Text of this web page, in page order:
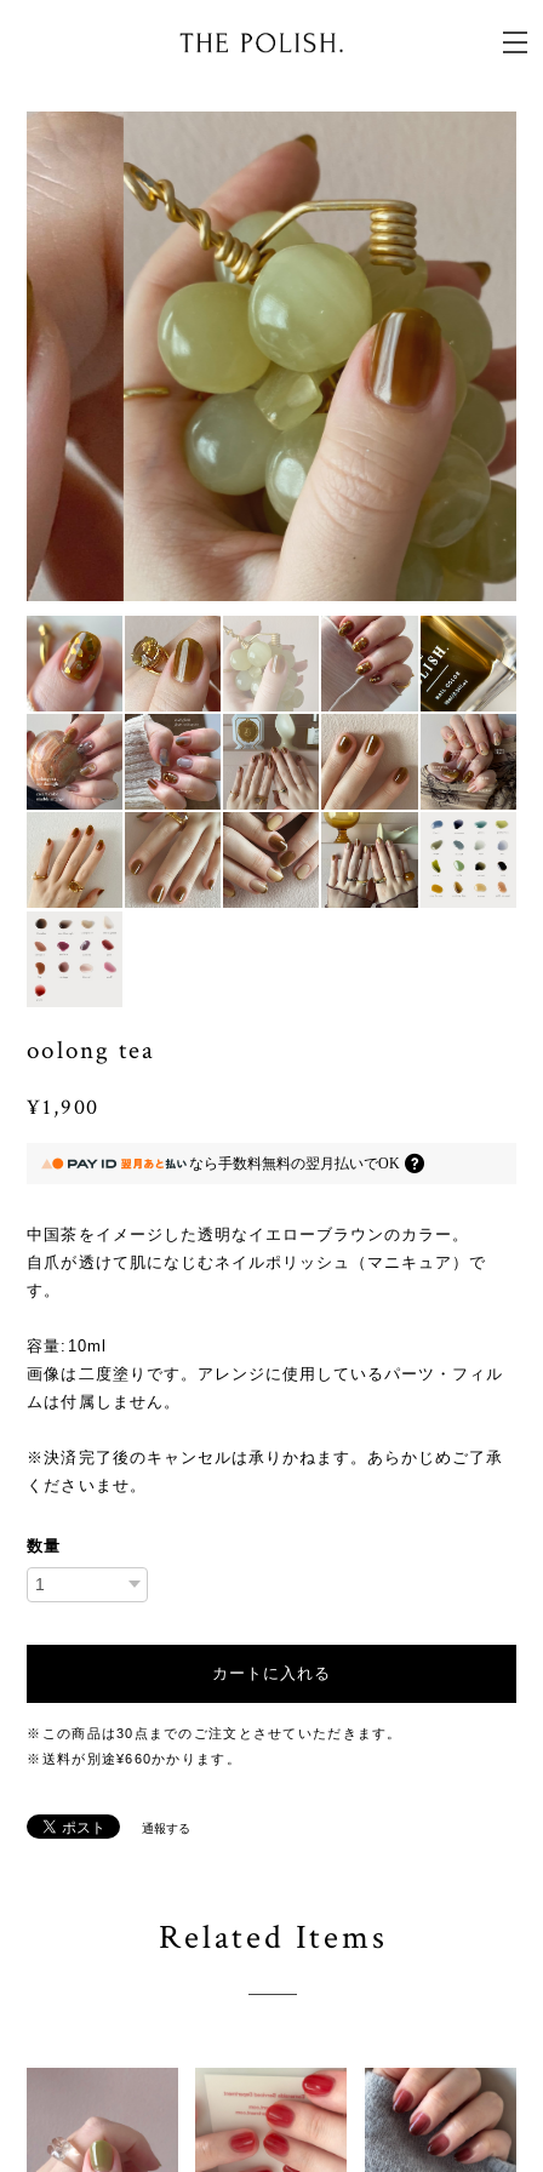
oolong tea
¥1,900
なら手数料無料の翌月払いでOK
中国茶をイメージした透明なイエローブラウンのカラー。
自爪が透けて肌になじむネイルポリッシュ（マニキュア）で
す。
容量:10ml
画像は二度塗りです。アレンジに使用しているパーツ・フィル
ムは付属しません。
※決済完了後のキャンセルは承りかねます。あらかじめご了承
くださいませ。
数量
カートに入れる
※この商品は30点までのご注文とさせていただきます。
※送料が別途¥660かかります。
通報する
Related Items